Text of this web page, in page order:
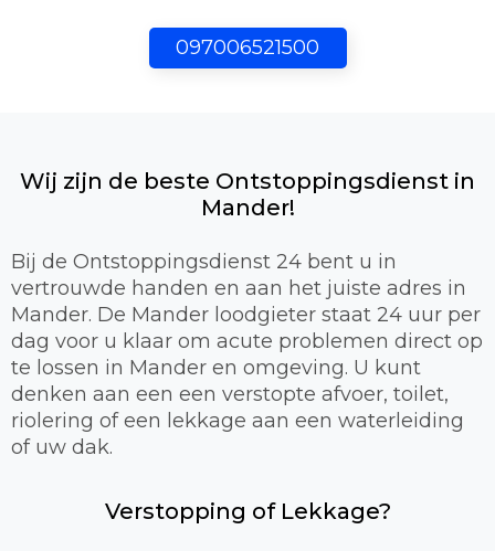
097006521500
Wij zijn de beste Ontstoppingsdienst in
Mander!
Bij de Ontstoppingsdienst 24 bent u in
vertrouwde handen en aan het juiste adres in
Mander. De Mander loodgieter staat 24 uur per
dag voor u klaar om acute problemen direct op
te lossen in Mander en omgeving. U kunt
denken aan een een verstopte afvoer, toilet,
riolering of een lekkage aan een waterleiding
of uw dak.
Verstopping of Lekkage?